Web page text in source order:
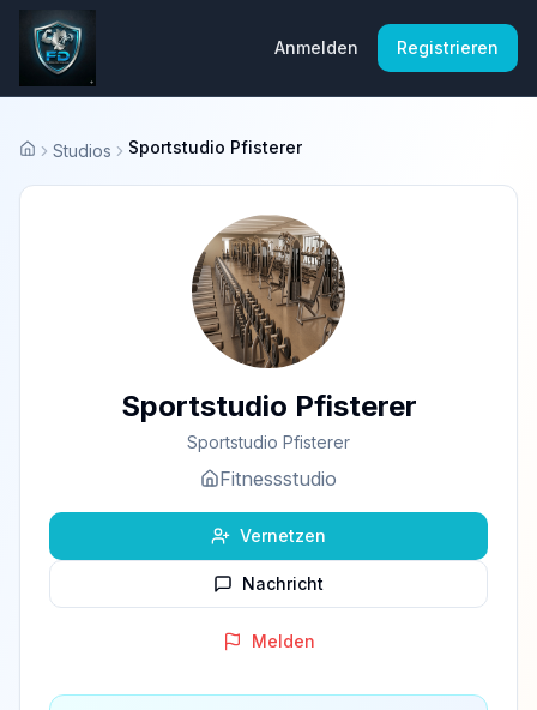
Anmelden Registrieren
Startseite
Studios Sportstudio Pfisterer
Sportstudio Pfisterer
Sportstudio Pfisterer
Fitnessstudio
Vernetzen
Nachricht
Melden